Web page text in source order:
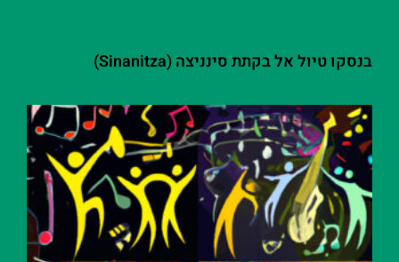
בנסקו טיול אל בקתת סינניצה (Sinanitza)